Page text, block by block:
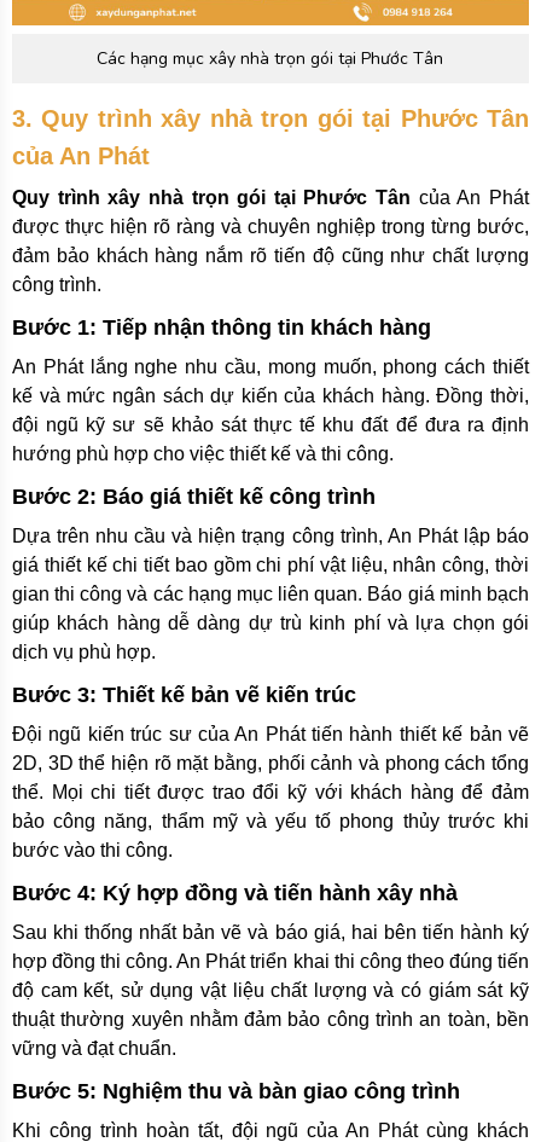
Các hạng mục xây nhà trọn gói tại Phước Tân
3. Quy trình xây nhà trọn gói tại Phước Tân
của An Phát
Quy trình xây nhà trọn gói tại Phước Tân của An Phát
được thực hiện rõ ràng và chuyên nghiệp trong từng bước,
đảm bảo khách hàng nắm rõ tiến độ cũng như chất lượng
công trình.
Bước 1: Tiếp nhận thông tin khách hàng
An Phát lắng nghe nhu cầu, mong muốn, phong cách thiết
kế và mức ngân sách dự kiến của khách hàng. Đồng thời,
đội ngũ kỹ sư sẽ khảo sát thực tế khu đất để đưa ra định
hướng phù hợp cho việc thiết kế và thi công.
Bước 2: Báo giá thiết kế công trình
Dựa trên nhu cầu và hiện trạng công trình, An Phát lập báo
giá thiết kế chi tiết bao gồm chi phí vật liệu, nhân công, thời
gian thi công và các hạng mục liên quan. Báo giá minh bạch
giúp khách hàng dễ dàng dự trù kinh phí và lựa chọn gói
dịch vụ phù hợp.
Bước 3: Thiết kế bản vẽ kiến trúc
Đội ngũ kiến trúc sư của An Phát tiến hành thiết kế bản vẽ
2D, 3D thể hiện rõ mặt bằng, phối cảnh và phong cách tổng
thể. Mọi chi tiết được trao đổi kỹ với khách hàng để đảm
bảo công năng, thẩm mỹ và yếu tố phong thủy trước khi
bước vào thi công.
Bước 4: Ký hợp đồng và tiến hành xây nhà
Sau khi thống nhất bản vẽ và báo giá, hai bên tiến hành ký
hợp đồng thi công. An Phát triển khai thi công theo đúng tiến
độ cam kết, sử dụng vật liệu chất lượng và có giám sát kỹ
thuật thường xuyên nhằm đảm bảo công trình an toàn, bền
vững và đạt chuẩn.
Bước 5: Nghiệm thu và bàn giao công trình
Khi công trình hoàn tất, đội ngũ của An Phát cùng khách